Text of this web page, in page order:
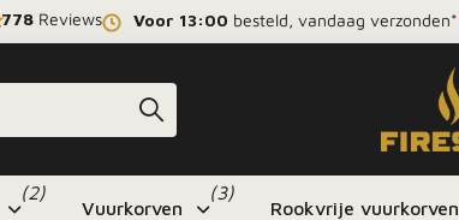
778 Reviews Voor 13:00 besteld, vandaag verzonden*
(2)
Vuurkorven
(3)
Rookvrije vuurkorven